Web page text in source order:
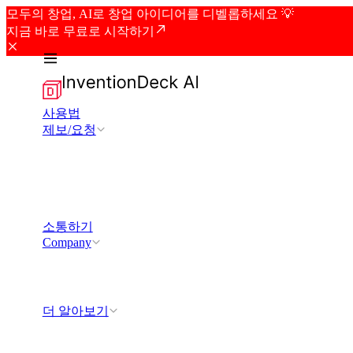
모두의 창업, AI로 창업 아이디어를 디벨롭하세요 💡
지금 바로 무료로 시작하기
사용법
제보/요청
소통하기
Company
더 알아보기